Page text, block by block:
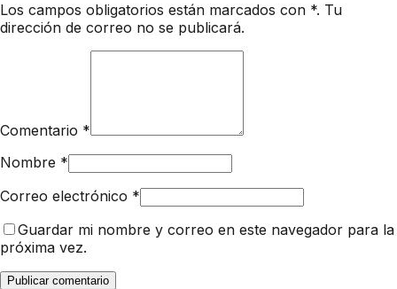
Los campos obligatorios están marcados con *. Tu
dirección de correo no se publicará.
Comentario *
Nombre *
Correo electrónico *
Guardar mi nombre y correo en este navegador para la
próxima vez.